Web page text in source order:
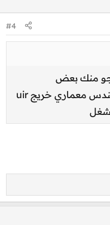
#4
منك بعض
التوضيحات بخصوص الفرق بين مهندس معماري خريج uir